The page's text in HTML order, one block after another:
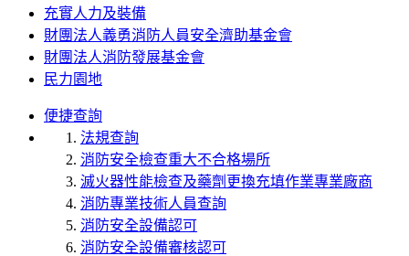
充實人力及裝備
財團法人義勇消防人員安全濟助基金會
財團法人消防發展基金會
民力園地
便捷查詢
法規查詢
消防安全檢查重大不合格場所
滅火器性能檢查及藥劑更換充填作業專業廠商
消防專業技術人員查詢
消防安全設備認可
消防安全設備審核認可